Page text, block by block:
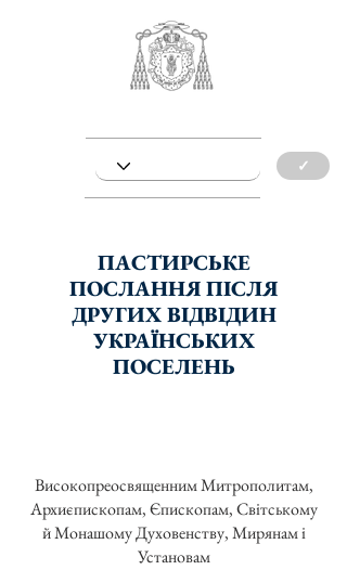
✓
ПАСТИРСЬКЕ
ПОСЛАННЯ ПІСЛЯ
ДРУГИХ ВІДВІДИН
УКРАЇНСЬКИХ
ПОСЕЛЕНЬ
Високопреосвященним Митрополитам,
Архиєпископам, Єпископам, Світському
й Монашому Духовенству, Мирянам і
Установам